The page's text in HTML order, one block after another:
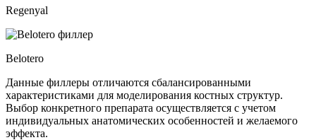
Regenyal
Belotero
Данные филлеры отличаются сбалансированными
характеристиками для моделирования костных структур.
Выбор конкретного препарата осуществляется с учетом
индивидуальных анатомических особенностей и желаемого
эффекта.